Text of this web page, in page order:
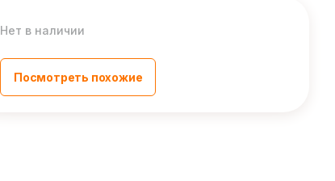
Нет в наличии
Посмотреть похожие